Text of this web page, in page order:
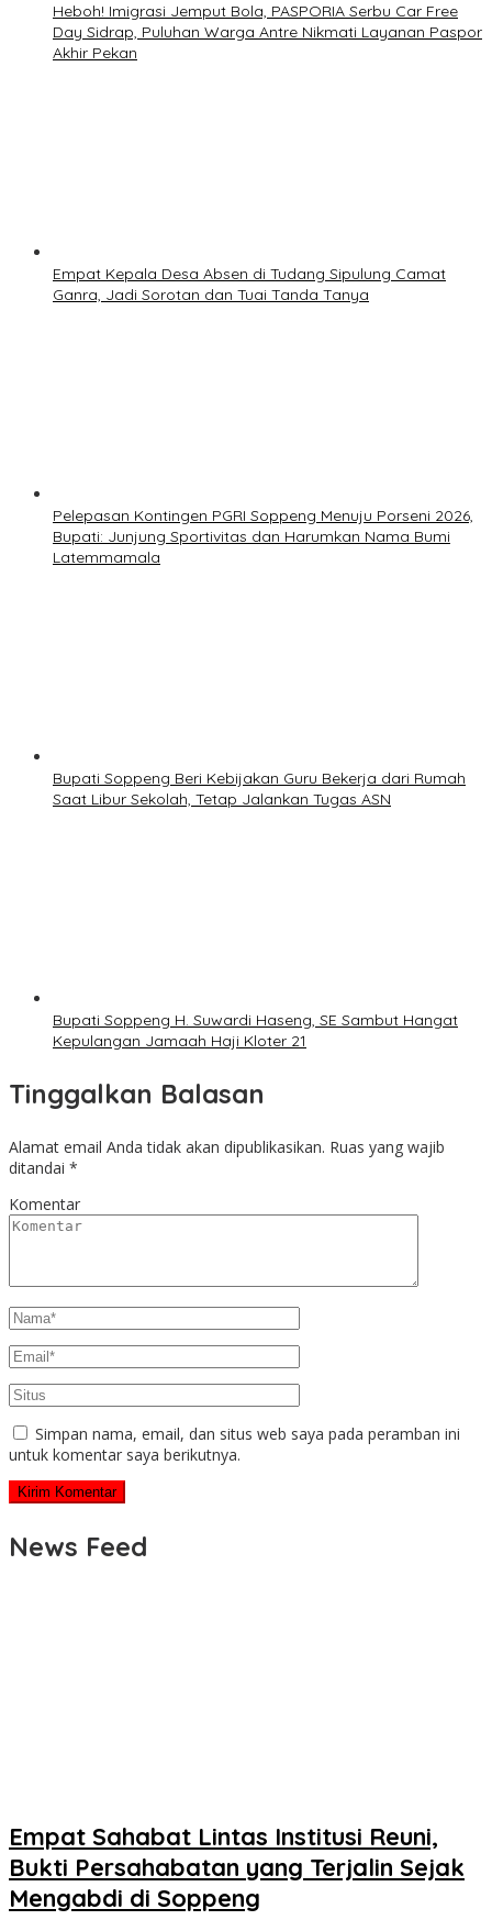
Heboh! Imigrasi Jemput Bola, PASPORIA Serbu Car Free
Day Sidrap, Puluhan Warga Antre Nikmati Layanan Paspor
Akhir Pekan
Empat Kepala Desa Absen di Tudang Sipulung Camat
Ganra, Jadi Sorotan dan Tuai Tanda Tanya
Pelepasan Kontingen PGRI Soppeng Menuju Porseni 2026,
Bupati: Junjung Sportivitas dan Harumkan Nama Bumi
Latemmamala
Bupati Soppeng Beri Kebijakan Guru Bekerja dari Rumah
Saat Libur Sekolah, Tetap Jalankan Tugas ASN
Bupati Soppeng H. Suwardi Haseng, SE Sambut Hangat
Kepulangan Jamaah Haji Kloter 21
Tinggalkan Balasan
Alamat email Anda tidak akan dipublikasikan. Ruas yang wajib
ditandai *
Komentar
Simpan nama, email, dan situs web saya pada peramban ini
untuk komentar saya berikutnya.
News Feed
Empat Sahabat Lintas Institusi Reuni,
Bukti Persahabatan yang Terjalin Sejak
Mengabdi di Soppeng